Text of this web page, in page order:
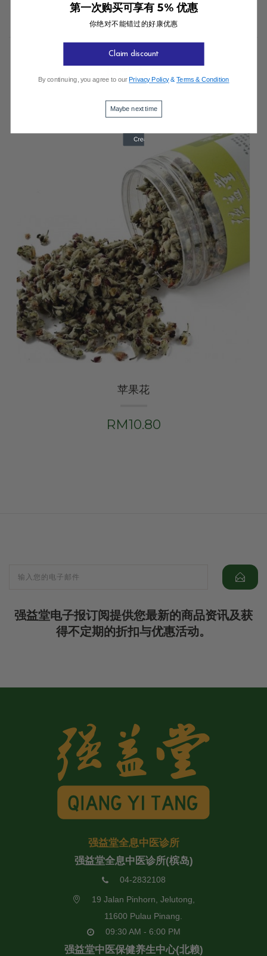
相关商品
苹果花
RM10.80
强益堂电子报订阅提供您最新的商品资讯及获
得不定期的折扣与优惠活动。
强益堂全息中医诊所
强益堂全息中医诊所(槟岛)
04-2832108
19 Jalan Pinhorn, Jelutong,
11600 Pulau Pinang.
09:30 AM - 6:00 PM
强益堂中医保健养生中心(北赖)
第一次购买可享有 5% 优惠
你绝对不能错过的好康优惠
Claim discount
By continuing, you agree to our Privacy Policy&Terms & Condition
Maybe next time